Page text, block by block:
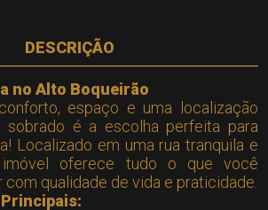
DESCRIÇÃO
no Alto Boqueirão
espaço e uma localização
sobrado é a escolha perfeita para
Localizado em uma rua tranquila e
imóvel oferece tudo o que você
com qualidade de vida e praticidade.